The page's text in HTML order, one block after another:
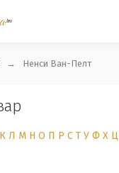
Ненси Ван-Пелт
К Л М Н О П Р С Т У Ф Х Ц